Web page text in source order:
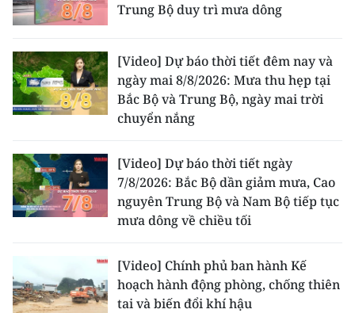
Infographic
TIN MỚI
TIN ĐỊA PHƯƠNG
Đồng bằng sông Hồng
Bắc Trung Bộ
Đông Nam Bộ
Trung Bộ duy trì mưa dông
[Video] Dự báo thời tiết đêm nay và
ngày mai 8/8/2026: Mưa thu hẹp tại
Bắc Bộ và Trung Bộ, ngày mai trời
chuyển nắng
[Video] Dự báo thời tiết ngày
7/8/2026: Bắc Bộ dần giảm mưa, Cao
nguyên Trung Bộ và Nam Bộ tiếp tục
mưa dông về chiều tối
[Video] Chính phủ ban hành Kế
hoạch hành động phòng, chống thiên
tai và biến đổi khí hậu